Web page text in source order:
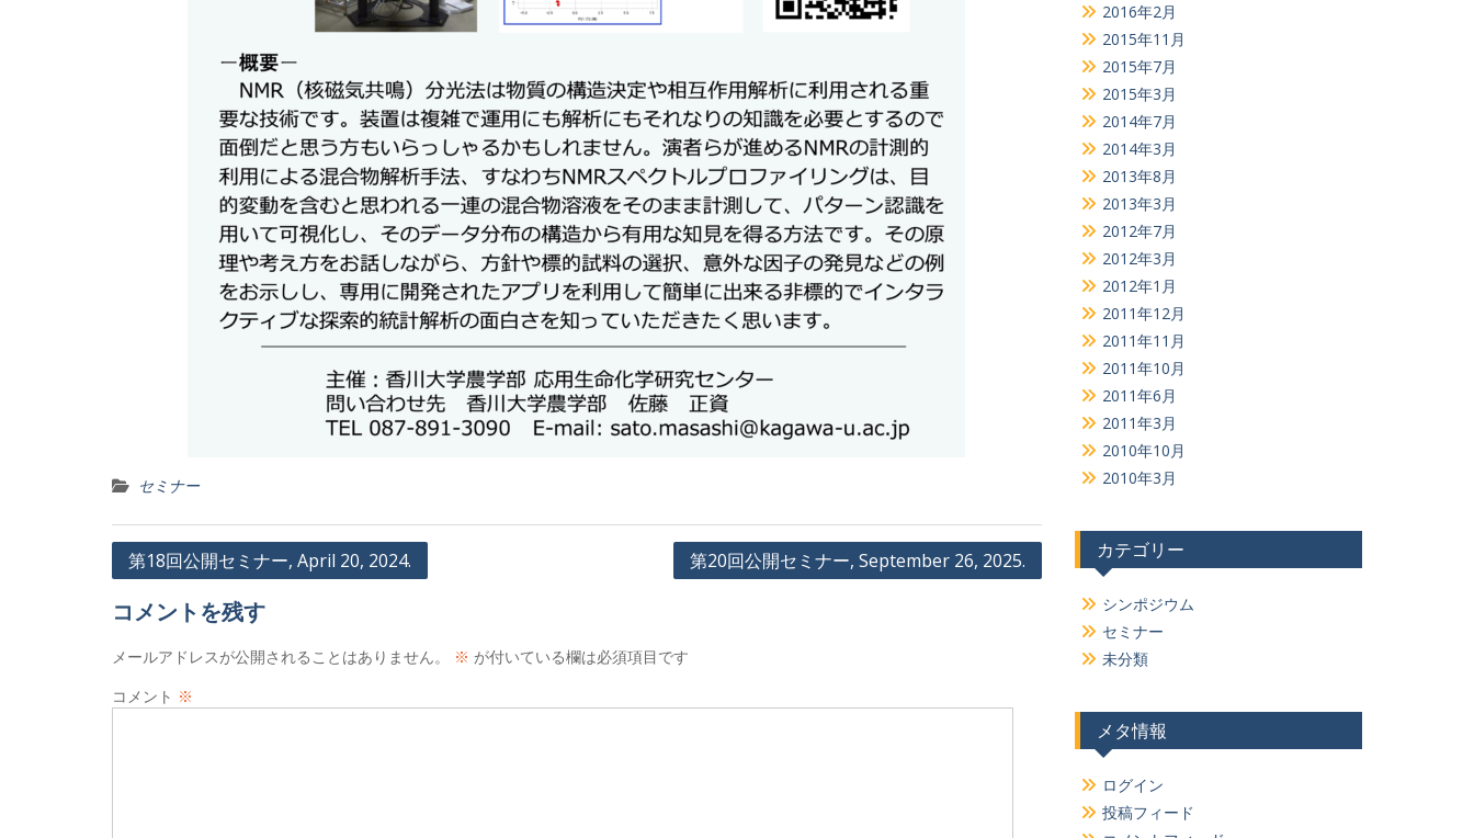
セミナー
投
ナ
ビ
ゲ
第18回公開セミナー, April 20, 2024. 第20回公開セミナー, September 26, 2025.
コメントを残す
メールアドレスが公開されることはありません。 ※ が付いている欄は必須項目です
コメント ※
2016年2月
2015年11月
2015年7月
2015年3月
2014年7月
2014年3月
2013年8月
2013年3月
2012年7月
2012年3月
2012年1月
2011年12月
2011年11月
2011年10月
2011年6月
2011年3月
2010年10月
2010年3月
カテゴリー
シンポジウム
セミナー
未分類
メタ情報
ログイン
投稿フィード